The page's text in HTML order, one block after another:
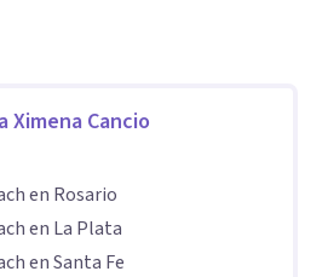
o generar
alineados con su verdadera
para clarificar objetivos,
impiden avanzar y definir acciones
el cambio deseado. 🚀
Ximena Cancio
en Rosario
en La Plata
en Santa Fe